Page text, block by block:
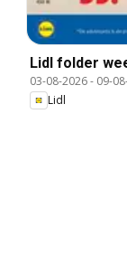
Lidl folder
03-08-2026- 09-
Lidl